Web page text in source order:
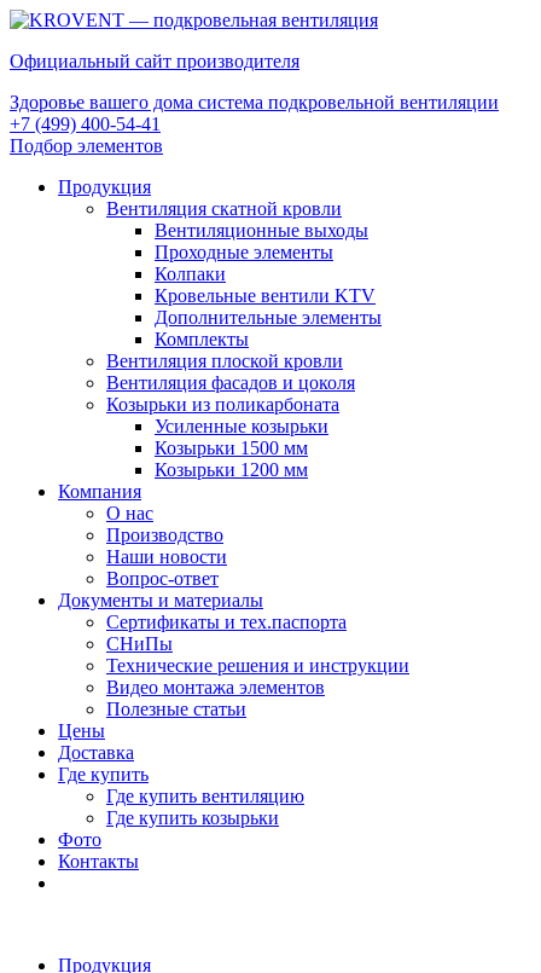
Официальный сайт производителя
Здоровье вашего дома система подкровельной вентиляции
+7 (499) 400-54-41
Подбор элементов
Продукция
Вентиляция скатной кровли
Вентиляционные выходы
Проходные элементы
Колпаки
Кровельные вентили KTV
Дополнительные элементы
Комплекты
Вентиляция плоской кровли
Вентиляция фасадов и цоколя
Козырьки из поликарбоната
Усиленные козырьки
Козырьки 1500 мм
Козырьки 1200 мм
Компания
О нас
Производство
Наши новости
Вопрос-ответ
Документы и материалы
Сертификаты и тех.паспорта
СНиПы
Технические решения и инструкции
Видео монтажа элементов
Полезные статьи
Цены
Доставка
Где купить
Где купить вентиляцию
Где купить козырьки
Фото
Контакты
Продукция